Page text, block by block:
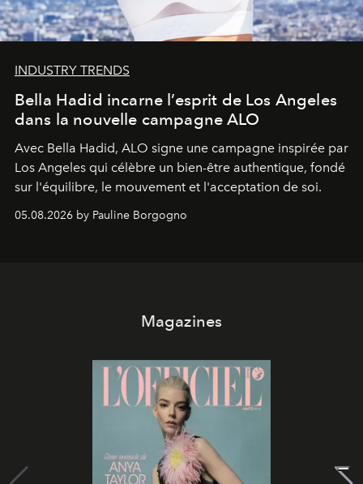
INDUSTRY TRENDS
Bella Hadid incarne l’esprit de Los Angeles
dans la nouvelle campagne ALO
Avec Bella Hadid, ALO signe une campagne inspirée par
Los Angeles qui célèbre un bien-être authentique, fondé
sur l'équilibre, le mouvement et l'acceptation de soi.
05.08.2026 by Pauline Borgogno
Magazines